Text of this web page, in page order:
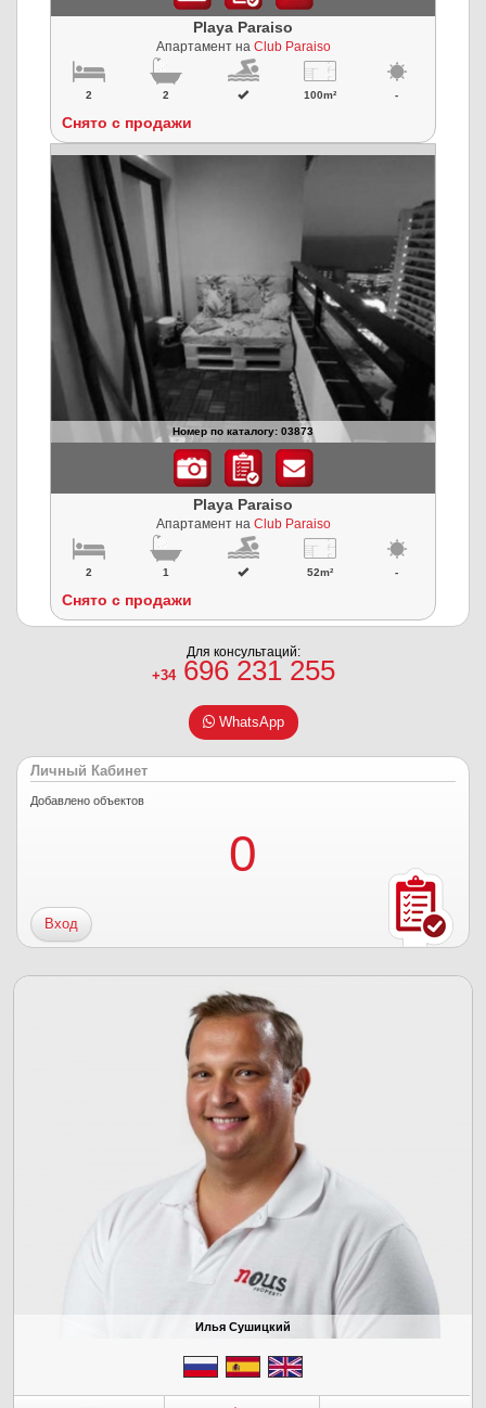
Playa Paraiso
Апартамент на Club Paraiso
2 2 100m² -
Снято с продажи
Номер по каталогу: 03873
Playa Paraiso
Апартамент на Club Paraiso
2 1 52m² -
Снято с продажи
Для консультаций:
+34696 231 255
WhatsApp
Личный Кабинет
Добавлено объектов
0
Вход
Илья Сушицкий